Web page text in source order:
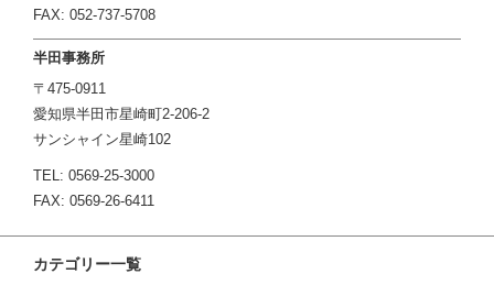
FAX: 052-737-5708
半田事務所
〒475-0911
愛知県半田市星崎町2-206-2
サンシャイン星崎102
TEL: 0569-25-3000
FAX: 0569-26-6411
カテゴリー一覧